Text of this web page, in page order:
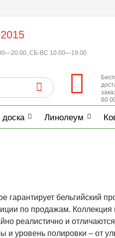
СБ-ВС 10.00—19.00
60
доска Линолеум
бельгийский
по продажам.
реалистично и
и уровень полировки – от